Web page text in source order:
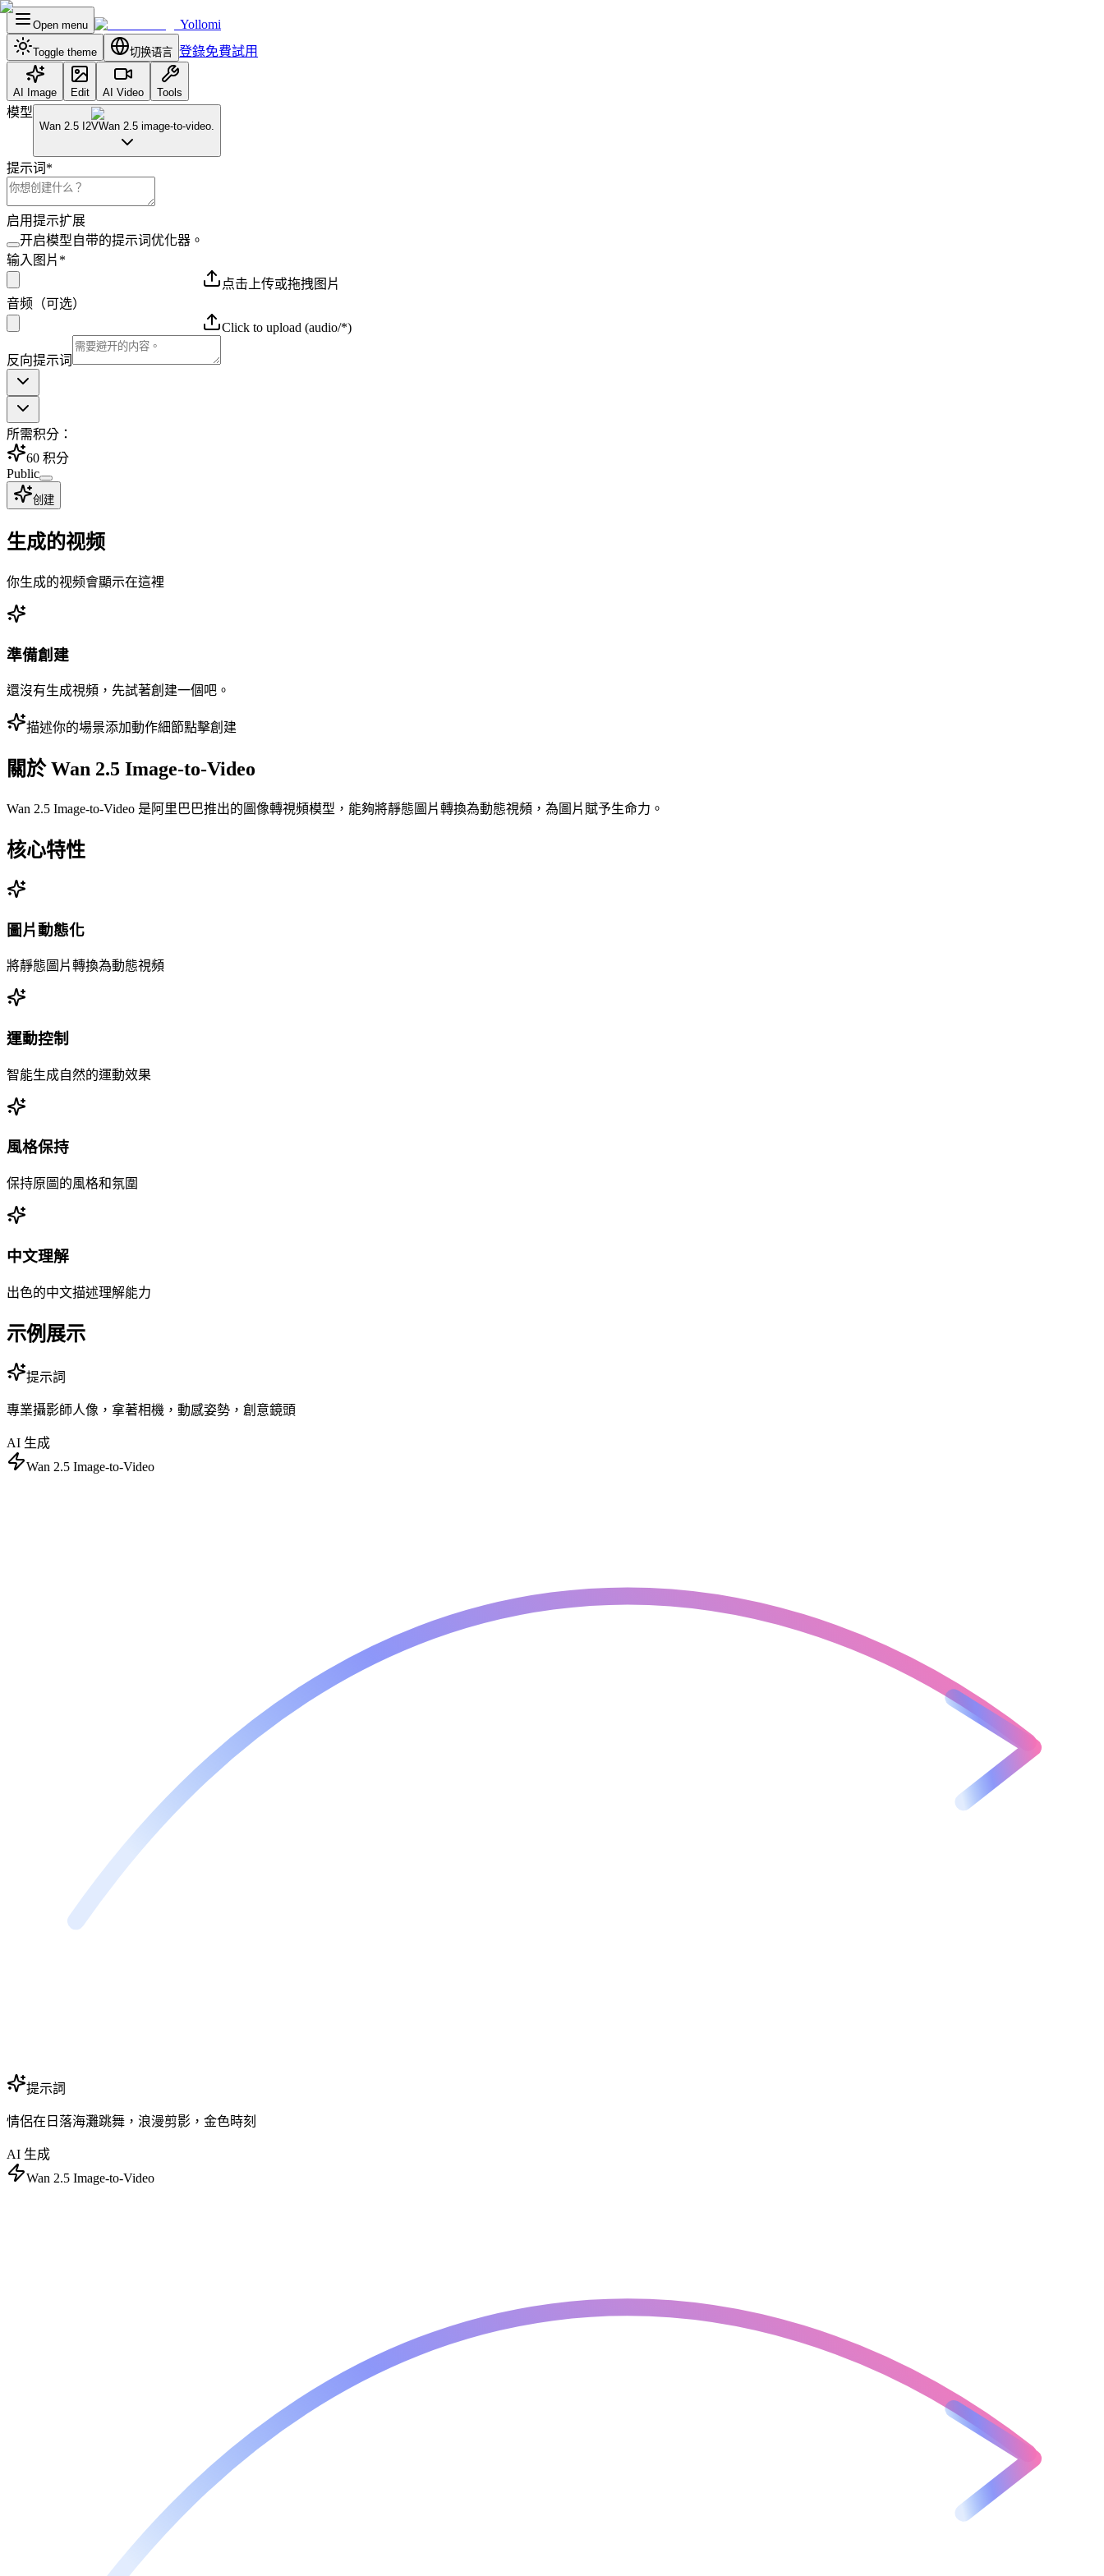
Open menu Yollomi
Toggle theme 切换语言 登錄免費試用
AI Image Edit AI Video Tools
模型
Wan 2.5 I2VWan 2.5 image-to-video.
提示词 *
启用提示扩展
开启模型自带的提示词优化器。
输入图片 *
点击上传或拖拽图片
音频（可选）
Click to upload (audio/*)
反向提示词
所需积分：
60 积分
Public
创建
生成的视频
你生成的视频會顯示在這裡
準備創建
還沒有生成視頻，先試著創建一個吧。
描述你的場景添加動作細節點擊創建
關於 Wan 2.5 Image-to-Video
Wan 2.5 Image-to-Video 是阿里巴巴推出的圖像轉視頻模型，能夠將靜態圖片轉換為動態視頻，為圖片賦予生命力。
核心特性
圖片動態化
將靜態圖片轉換為動態視頻
運動控制
智能生成自然的運動效果
風格保持
保持原圖的風格和氛圍
中文理解
出色的中文描述理解能力
示例展示
提示詞
專業攝影師人像，拿著相機，動感姿勢，創意鏡頭
AI 生成
Wan 2.5 Image-to-Video
提示詞
情侶在日落海灘跳舞，浪漫剪影，金色時刻
AI 生成
Wan 2.5 Image-to-Video